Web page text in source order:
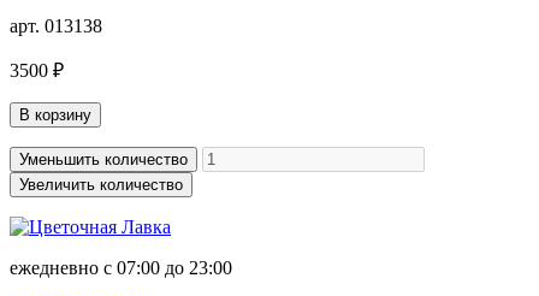
арт. 013138
3500 ₽
В корзину
Уменьшить количество
Увеличить количество
ежедневно с 07:00 до 23:00